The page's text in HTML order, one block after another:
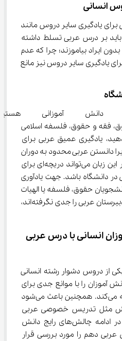
انسانی
برای یادگیری سایر دروس مانند
بر درس عربی تسلط داشته
ایراد بیاموزند؛ چرا که عدم
یادگیری سایر دروس نیز مانع
دانش آموزانی
فقه و حقوق، فلسفه اسلامی
یادگیری عمیق عربی برای
دانستن عربی محدود به دوران
مدرسه نیست و تسلط بر این زبان می‌تواند دریچه‌ای برای
دانشگاه باشد. جهت یادآوری
حقوق، فلسفه یا الهیات
بعدها از اینکه در دوران دبیرستان عربی را جدی نگرفته‌اند،
انسانی با درس عربی
از دروس دشوار رشته انسانی
آموزان را با موانع جدی برای
یادگیری عربی دهم مواجه می‌کند. همچنین باعث می‌شود
راهکاری نجات‌بخش مثل تدریس خصوصی عربی
دهم انسانی بیاندیشند. در ادامه چالش‌های رایج دانش
عربی دهم را مورد بررسی قرار